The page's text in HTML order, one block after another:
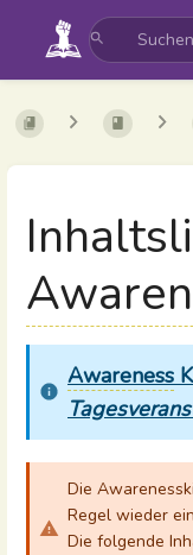
Awareness
Die
Regel wieder
Die folgende